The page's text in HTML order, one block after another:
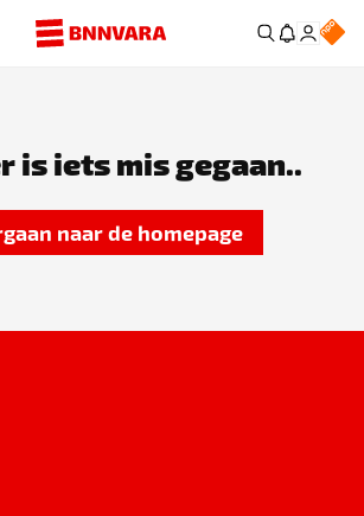
is iets mis gegaan..
naar de homepage